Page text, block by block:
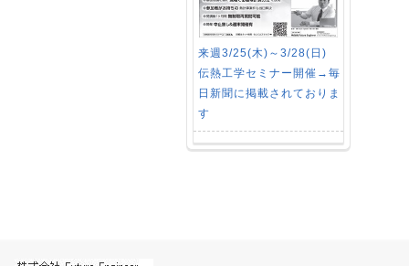
来週3/25(木)～3/28(日)
伝熱工学セミナー開催→毎
日新聞に掲載されておりま
す